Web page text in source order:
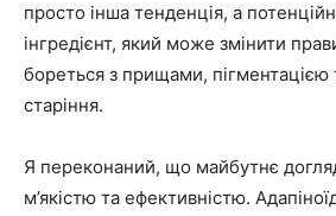
просто інша тенденція, а
інгредієнт, який може змінити
бореться з прищами, пігментацією
старіння.
Я переконаний, що майбутнє
м’якістю та ефективністю.